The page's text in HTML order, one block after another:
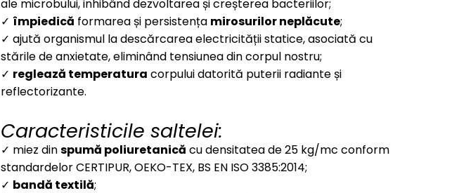
ale microbului, inhibând dezvoltarea și creșterea bacteriilor;
✓ împiedică formarea și persistența mirosurilor neplăcute;
✓ ajută organismul la descărcarea electricității statice, asociată cu
stările de anxietate, eliminând tensiunea din corpul nostru;
✓ reglează temperatura corpului datorită puterii radiante și
reflectorizante.
Caracteristicile saltelei:
✓ miez dinspumă poliuretanică cu densitatea de 25 kg/mc conform
standardelor CERTIPUR, OEKO-TEX, BS EN ISO 3385:2014;
✓ bandă textilă;